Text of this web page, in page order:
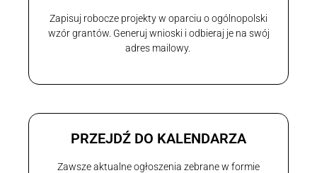
Zapisuj robocze projekty w oparciu o ogólnopolski
wzór grantów. Generuj wnioski i odbieraj je na swój
adres mailowy.
PRZEJDŹ DO KALENDARZA
Zawsze aktualne ogłoszenia zebrane w formie